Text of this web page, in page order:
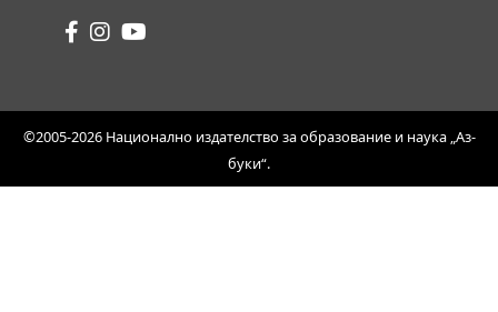
©2005-2026 Национално издателство за образование и наука „Аз-
буки“.